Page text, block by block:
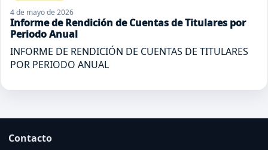
4 de mayo de 2026
Informe de Rendición de Cuentas de Titulares por
Periodo Anual
INFORME DE RENDICIÓN DE CUENTAS DE TITULARES
POR PERIODO ANUAL
Contacto